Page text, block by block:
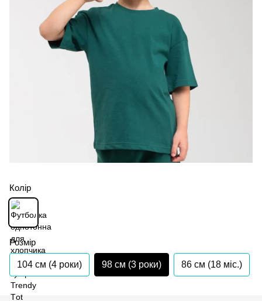
Колір
Розмір
104 см (4 роки) 98 см (3 роки) 86 см (18 мiс.)